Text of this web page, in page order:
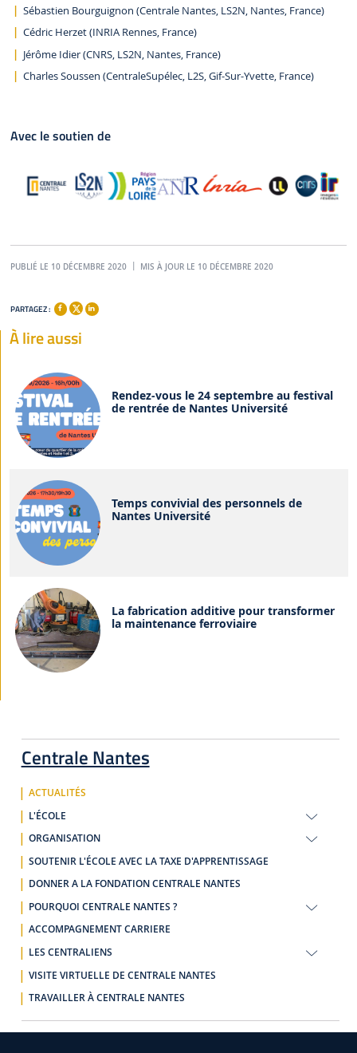
Centrale Nantes
ACTUALITÉS
L'ÉCOLE
ORGANISATION
SOUTENIR L'ÉCOLE AVEC LA TAXE D'APPRENTISSAGE
DONNER A LA FONDATION CENTRALE NANTES
POURQUOI CENTRALE NANTES ?
ACCOMPAGNEMENT CARRIERE
LES CENTRALIENS
VISITE VIRTUELLE DE CENTRALE NANTES
TRAVAILLER À CENTRALE NANTES
Sébastien Bourguignon (Centrale Nantes, LS2N, Nantes, France)
Cédric Herzet (INRIA Rennes, France)
Jérôme Idier (CNRS, LS2N, Nantes, France)
Charles Soussen (CentraleSupélec, L2S, Gif-Sur-Yvette, France)
Avec le soutien de
PUBLIÉ LE 10 DÉCEMBRE 2020 MIS À JOUR LE 10 DÉCEMBRE 2020
PARTAGEZ :
À lire aussi
Rendez-vous le 24 septembre au festival
de rentrée de Nantes Université
Temps convivial des personnels de
Nantes Université
La fabrication additive pour transformer
la maintenance ferroviaire